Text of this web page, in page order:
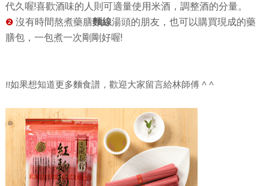
代久喔!喜歡酒味的人則可適量使用米酒，調整酒的分量。
❷ 沒有時間熬煮藥膳麵線湯頭的朋友，也可以購買現成的藥
膳包，一包煮一次剛剛好喔!
!!如果想知道更多麵食譜，歡迎大家留言給林師傅 ^ ^